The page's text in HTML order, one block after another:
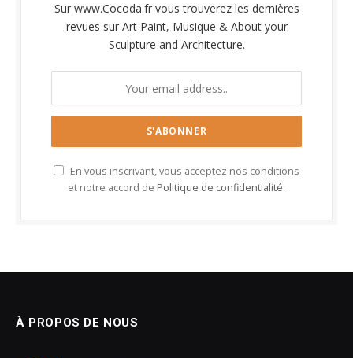
Sur www.Cocoda.fr vous trouverez les dernières
revues sur Art Paint, Musique & About your
Sculpture and Architecture.
En vous inscrivant, vous acceptez nos conditions
et notre accord de Politique de confidentialité.
À PROPOS DE NOUS